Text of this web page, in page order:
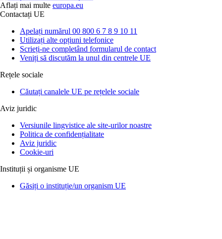
Aflați mai multe europa.eu
Contactați UE
Apelați numărul 00 800 6 7 8 9 10 11
Utilizați alte opțiuni telefonice
Scrieți-ne completând formularul de contact
Veniți să discutăm la unul din centrele UE
Rețele sociale
Căutați canalele UE pe rețelele sociale
Aviz juridic
Versiunile lingvistice ale site-urilor noastre
Politica de confidențialitate
Aviz juridic
Cookie-uri
Instituții și organisme UE
Găsiți o instituție/un organism UE